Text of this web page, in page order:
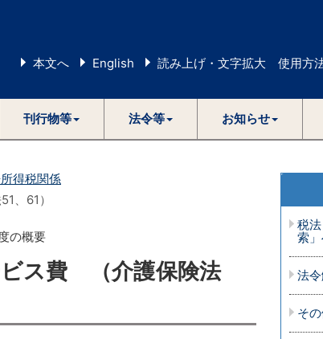
本文へ English 読み上げ・文字拡大 使用方
刊行物等 法令等 お知らせ
得税関係
、61）
の概要
ス費 （介護保険法
税
索」
法
そ